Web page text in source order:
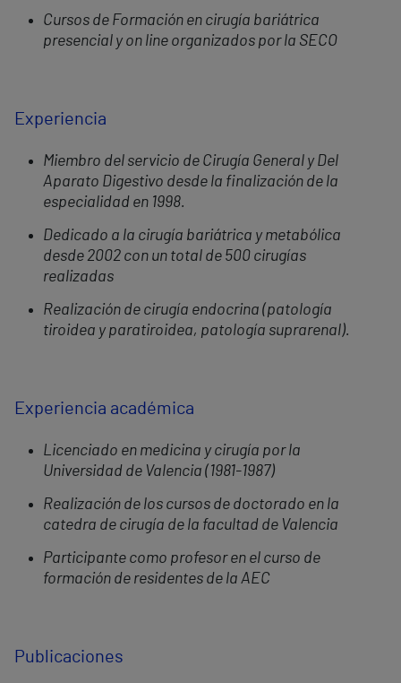
Cursos de Formación en cirugía bariátrica
presencial y on line organizados por la SECO
Experiencia
Miembro del servicio de Cirugía General y Del
Aparato Digestivo desde la finalización de la
especialidad en 1998.
Dedicado a la cirugía bariátrica y metabólica
desde 2002 con un total de 500 cirugías
realizadas
Realización de cirugía endocrina (patología
tiroidea y paratiroidea, patología suprarenal).
Experiencia académica
Licenciado en medicina y cirugía por la
Universidad de Valencia (1981-1987)
Realización de los cursos de doctorado en la
catedra de cirugía de la facultad de Valencia
Participante como profesor en el curso de
formación de residentes de la AEC
Publicaciones